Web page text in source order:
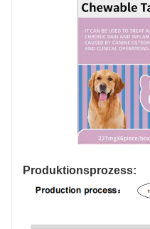
Produktionsprozess: